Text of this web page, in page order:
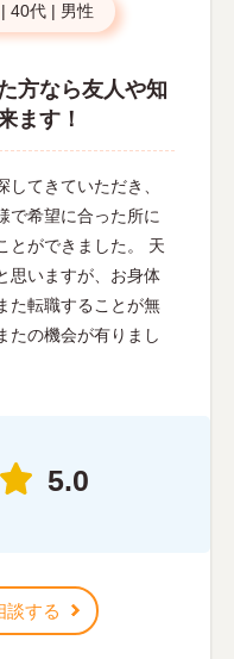
| 40代 | 男性
方なら友人や知
ます！
てきていただき、
で希望に合った所に
とができました。 天
思いますが、お身体
た転職することが無
たの機会が有りまし
5.0
談する